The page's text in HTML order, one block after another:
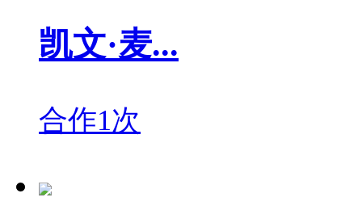
凯文·麦...
合作1次